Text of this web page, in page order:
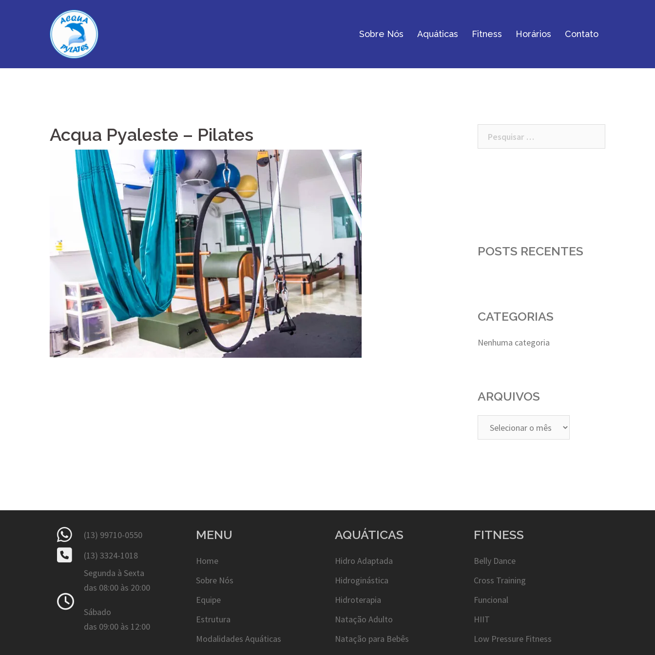
Sobre Nós Aquáticas Fitness Horários Contato
Acqua Pyaleste – Pilates
Pesquisar
por:
POSTS RECENTES
CATEGORIAS
Nenhuma categoria
ARQUIVOS
Arquivos
(13) 99710-0550
(13) 3324-1018
Segunda à Sexta
das 08:00 às 20:00
Sábado
das 09:00 às 12:00
MENU
Home
Sobre Nós
Equipe
Estrutura
Modalidades Aquáticas
AQUÁTICAS
Hidro Adaptada
Hidroginástica
Hidroterapia
Natação Adulto
Natação para Bebês
FITNESS
Belly Dance
Cross Training
Funcional
HIIT
Low Pressure Fitness